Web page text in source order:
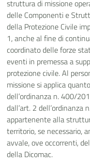
struttura di missione
delle Componenti e
della Protezione Civile
1, anche al fine di
coordinato delle forze
eventi in premessa a
protezione civile. Al
missione si applica
dell’ordinanza n. 400/
dall’art. 2
appartenente alla
territorio, se necessario,
avvale, ove occorrenti,
della Dicomac.